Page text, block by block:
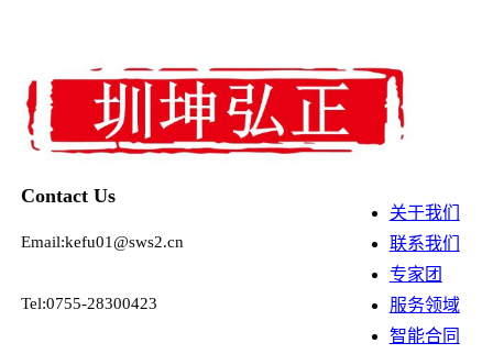
Contact Us
Email:kefu01@sws2.cn
Tel:0755-28300423
关于我们
联系我们
专家团
服务领域
智能合同